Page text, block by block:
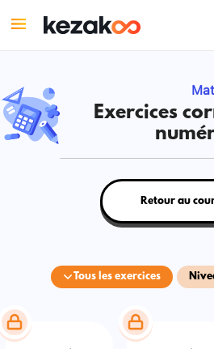
Exercices
Tous les exercices
Retour au